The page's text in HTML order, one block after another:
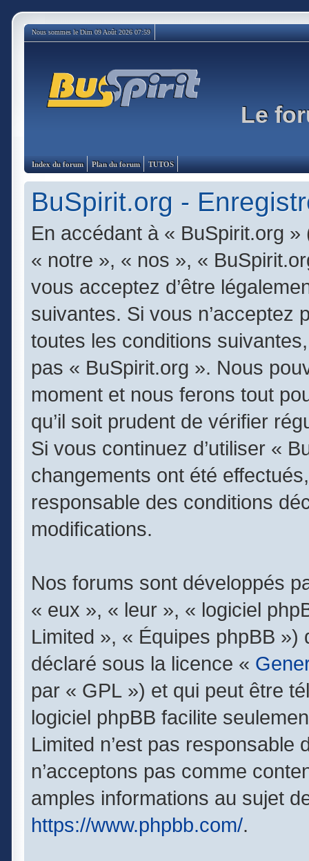
Nous sommes le Dim 09 Août 2026 07:59
Le
Index du forum Plan du forum TUTOS
BuSpirit.org -
En accédant à « BuSpirit.org
« notre », « nos », «
vous acceptez d’être
suivantes. Si vous n’acceptez
toutes les conditions
pas « BuSpirit.org ». Nous
moment et nous ferons tout
qu’il soit prudent de vérifier
Si vous continuez d’utiliser «
changements ont été
responsable des conditions
modifications.
Nos forums sont développés
« eux », « leur », « logiciel
Limited », « Équipes phpBB
déclaré sous la licence «
par « GPL ») et qui peut être
logiciel phpBB facilite
Limited n’est pas
n’acceptons pas comme
amples informations au sujet
https://www.phpbb.com/.